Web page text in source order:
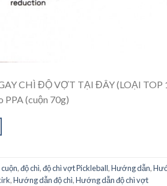
CHÌ ĐỘ VỢT TẠI ĐÂY (LOẠI TOP
(cuộn 70g)
,độ chì,độ chì vợt Pickleball,Hướng dẫn,
,Hướng dẫn độ chì,Hướng dẫn độ chì vợt